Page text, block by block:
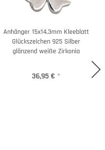
Anhänger 15x14,3mm Kleeblatt
Glückszeichen 925 Silber
glänzend weiße Zirkonia
36,95 € *